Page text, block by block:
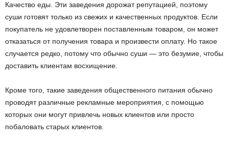
Качество еды. Эти заведения дорожат репутацией, поэтому
суши готовят только из свежих и качественных продуктов. Если
покупатель не удовлетворен поставленным товаром, он может
отказаться от получения товара и произвести оплату. Но такое
случается редко, потому что обычно суши — это безумие, чтобы
доставить клиентам восхищение.
Кроме того, такие заведения общественного питания обычно
проводят различные рекламные мероприятия, с помощью
которых они могут привлечь новых клиентов или просто
побаловать старых клиентов.